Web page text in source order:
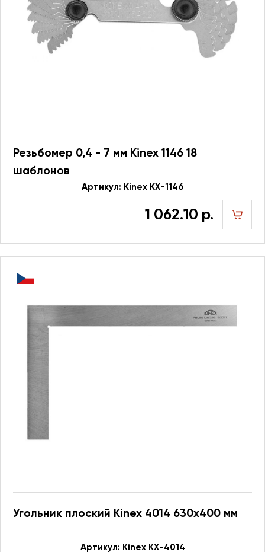
Резьбомер 0,4 - 7 мм Kinex 1146 18
шаблонов
Артикул: Kinex KX-1146
1 062.10 р.
Угольник плоский Kinex 4014 630x400 мм
Артикул: Kinex KX-4014